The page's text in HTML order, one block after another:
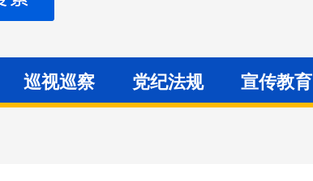
巡视巡察 党纪法规 宣传教育